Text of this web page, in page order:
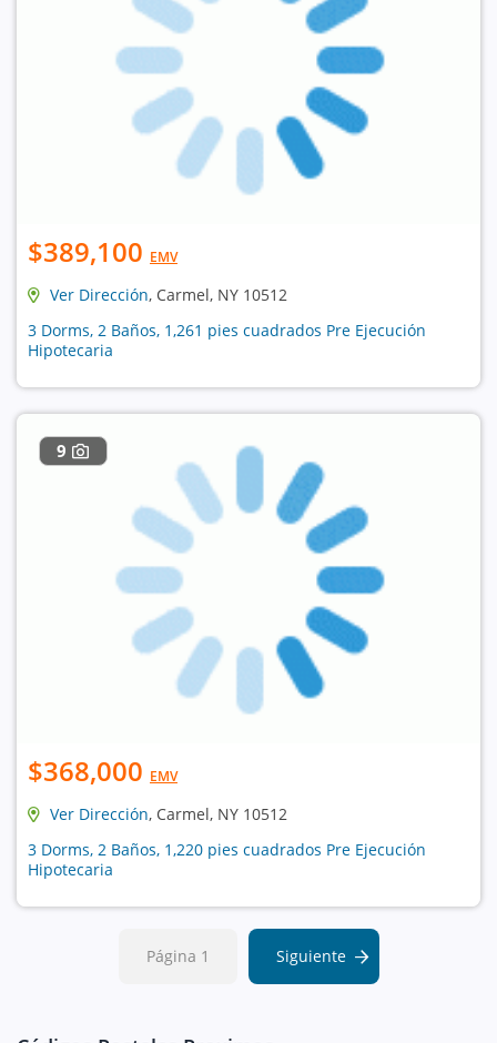
$389,100 EMV
Ver Dirección, Carmel, NY 10512
3 Dorms, 2 Baños, 1,261 pies cuadrados Pre Ejecución
Hipotecaria
9
$368,000 EMV
Ver Dirección, Carmel, NY 10512
3 Dorms, 2 Baños, 1,220 pies cuadrados Pre Ejecución
Hipotecaria
Página 1 Siguiente